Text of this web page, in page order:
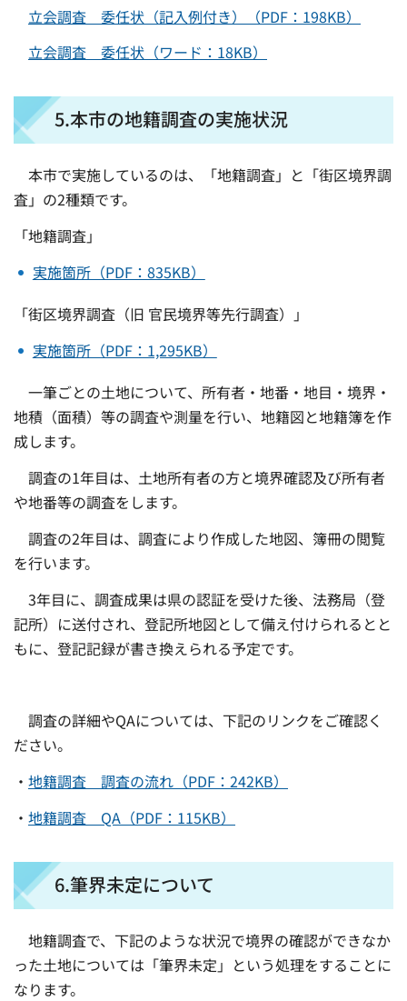
立会調査 委任状（記入例付き）（PDF：198KB）
立会調査 委任状（ワード：18KB）
5.本市の地籍調査の実施状況
本市で実施しているのは、「地籍調査」と「街区境界調
査」の2種類です。
「地籍調査」
実施箇所（PDF：835KB）
「街区境界調査（旧 官民境界等先行調査）」
実施箇所（PDF：1,295KB）
一筆ごとの土地について、所有者・地番・地目・境界・
地積（面積）等の調査や測量を行い、地籍図と地籍簿を作
成します。
調査の1年目は、土地所有者の方と境界確認及び所有者
や地番等の調査をします。
調査の2年目は、調査により作成した地図、簿冊の閲覧
を行います。
3年目に、調査成果は県の認証を受けた後、法務局（登
記所）に送付され、登記所地図として備え付けられるとと
もに、登記記録が書き換えられる予定です。
調査の詳細やQAについては、下記のリンクをご確認く
ださい。
・ 地籍調査 調査の流れ（PDF：242KB）
・ 地籍調査 QA（PDF：115KB）
6.筆界未定について
地籍調査で、下記のような状況で境界の確認ができなか
った土地については「筆界未定」という処理をすることに
なります。